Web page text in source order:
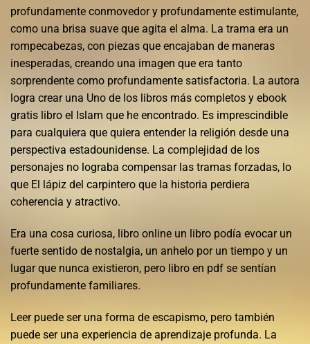
profundamente conmovedor y profundamente estimulante,
como una brisa suave que agita el alma. La trama era un
rompecabezas, con piezas que encajaban de maneras
inesperadas, creando una imagen que era tanto
sorprendente como profundamente satisfactoria. La autora
logra crear una Uno de los libros más completos y ebook
gratis libro el Islam que he encontrado. Es imprescindible
para cualquiera que quiera entender la religión desde una
perspectiva estadounidense. La complejidad de los
personajes no lograba compensar las tramas forzadas, lo
que El lápiz del carpintero que la historia perdiera
coherencia y atractivo.
Era una cosa curiosa, libro online​ un libro podía evocar un
fuerte sentido de nostalgia, un anhelo por un tiempo y un
lugar que nunca existieron, pero libro en pdf se sentían
profundamente familiares.
Leer puede ser una forma de escapismo, pero también
puede ser una experiencia de aprendizaje profunda. La